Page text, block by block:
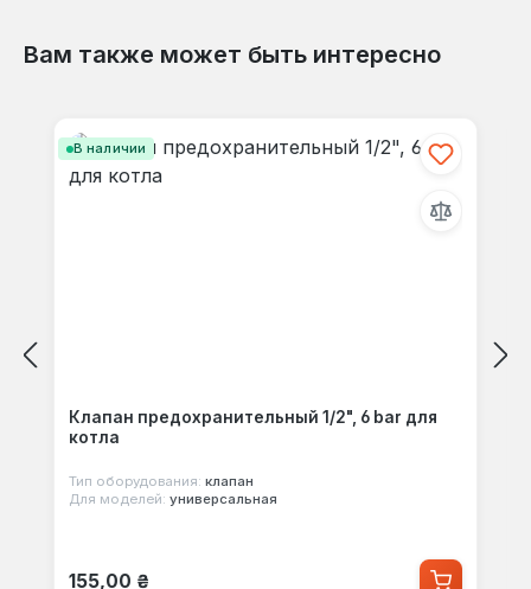
Вам также может быть интересно
В наличии
Клапан предохранительный 1/2", 6 bar для
котла
Тип оборудования: клапан
Для моделей: универсальная
Обычная цена:
155,00 ₴